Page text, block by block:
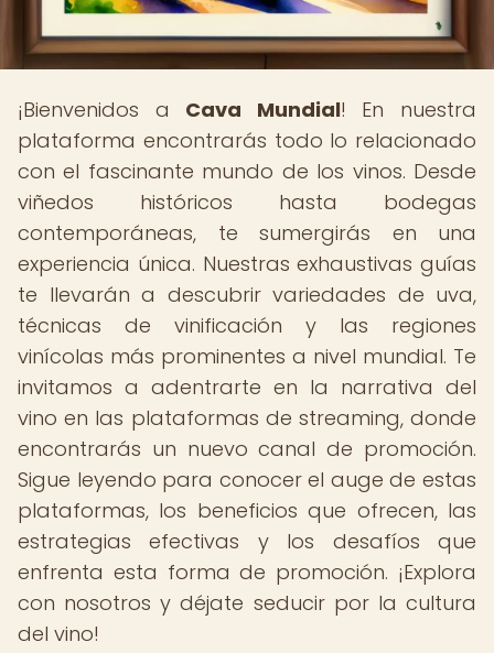
¡Bienvenidos a Cava Mundial! En nuestra
plataforma encontrarás todo lo relacionado
con el fascinante mundo de los vinos. Desde
viñedos históricos hasta bodegas
contemporáneas, te sumergirás en una
experiencia única. Nuestras exhaustivas guías
te llevarán a descubrir variedades de uva,
técnicas de vinificación y las regiones
vinícolas más prominentes a nivel mundial. Te
invitamos a adentrarte en la narrativa del
vino en las plataformas de streaming, donde
encontrarás un nuevo canal de promoción.
Sigue leyendo para conocer el auge de estas
plataformas, los beneficios que ofrecen, las
estrategias efectivas y los desafíos que
enfrenta esta forma de promoción. ¡Explora
con nosotros y déjate seducir por la cultura
del vino!